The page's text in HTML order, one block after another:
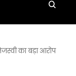
का बड़ा आरोप